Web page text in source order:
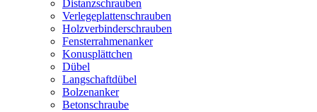
Distanzschrauben
Verlegeplattenschrauben
Holzverbinderschrauben
Fensterrahmenanker
Konusplättchen
Dübel
Langschaftdübel
Bolzenanker
Betonschraube